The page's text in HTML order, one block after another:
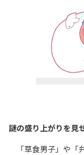
謎の盛り上がりを見
「草食男子」や「